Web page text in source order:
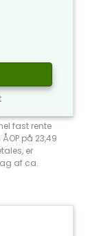
fast rente
på 23,49
er
af ca.